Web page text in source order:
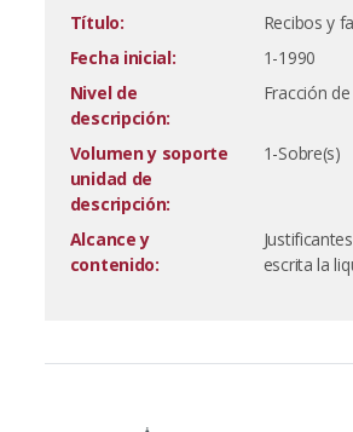
Título:
Recibos y
Fecha inicial:
1-1990
Nivel de
descripción:
Fracción de
Volumen y soporte
unidad de
descripción:
1-Sobre(s)
Alcance y
contenido:
escrita la